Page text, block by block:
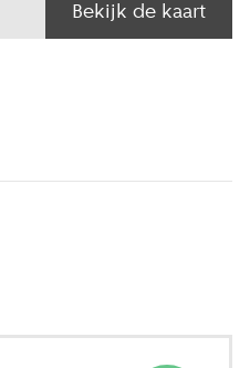
Bekijk de kaart